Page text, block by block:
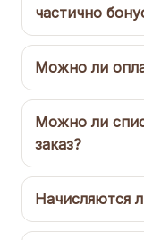
частично
Можно ли
Можно ли
заказ?
Начисляются